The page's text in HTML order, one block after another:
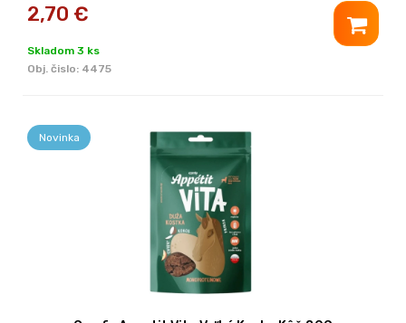
2,70 €
Skladom 3 ks
Obj. čislo: 4475
Novinka